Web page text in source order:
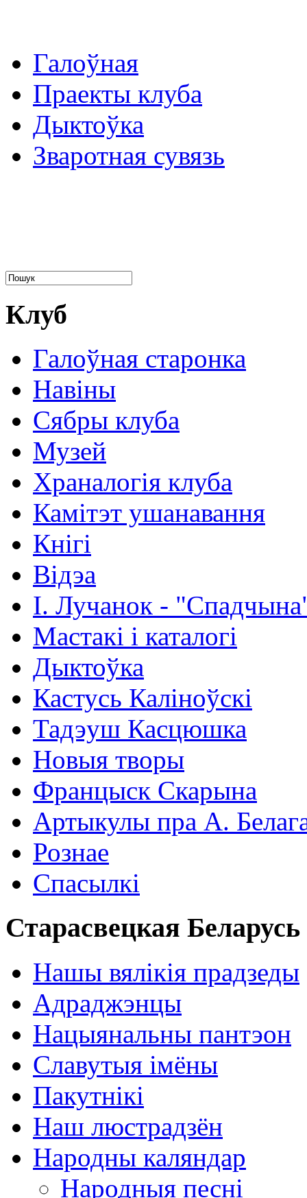
Галоўная
Праекты клуба
Дыктоўка
Зваротная сувязь
Клуб
Галоўная старонка
Навіны
Сябры клуба
Музей
Храналогія клуба
Камітэт ушанавання
Кнігі
Відэа
І. Лучанок -
Мастакі i каталогi
Дыктоўка
Кастусь Каліноўскі
Тадэуш Касцюшка
Новыя творы
Францыск Скарына
Артыкулы пра А.
Рознае
Спасылкі
Старасвецкая Беларусь
Нашы вялікія прадзеды
Адраджэнцы
Нацыянальны пантэон
Славутыя імёны
Пакутнікі
Наш люстрадзён
Народны каляндар
Народныя песні